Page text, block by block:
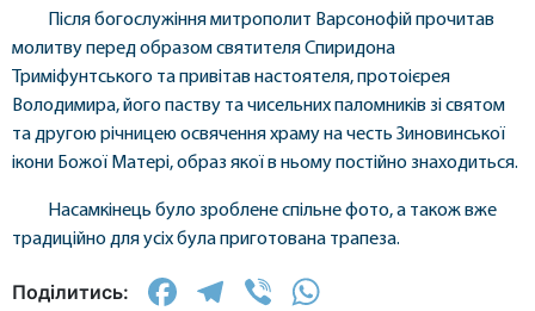
Після богослужіння митрополит Варсонофій прочитав
молитву перед образом святителя Спиридона
Триміфунтського та привітав настоятеля, протоієрея
Володимира, його паству та чисельних паломників зі святом
та другою річницею освячення храму на честь Зиновинської
ікони Божої Матері, образ якої в ньому постійно знаходиться.
Насамкінець було зроблене спільне фото, а також вже
традиційно для усіх була приготована трапеза.
Поділитись: Facebook
Telegram
Viber